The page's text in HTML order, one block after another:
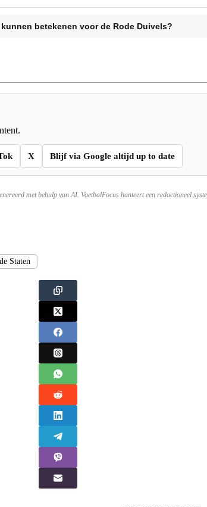
betekenen voor de Rode Duivels?
X Blijf via Google altijd up to date
met behulp van AI. VoetbalFocus hanteert een redactioneel
Staten